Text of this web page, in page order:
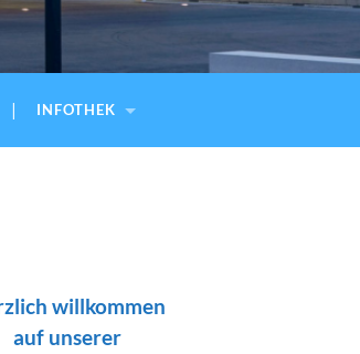
INFOTHEK
willkommen
auf unserer